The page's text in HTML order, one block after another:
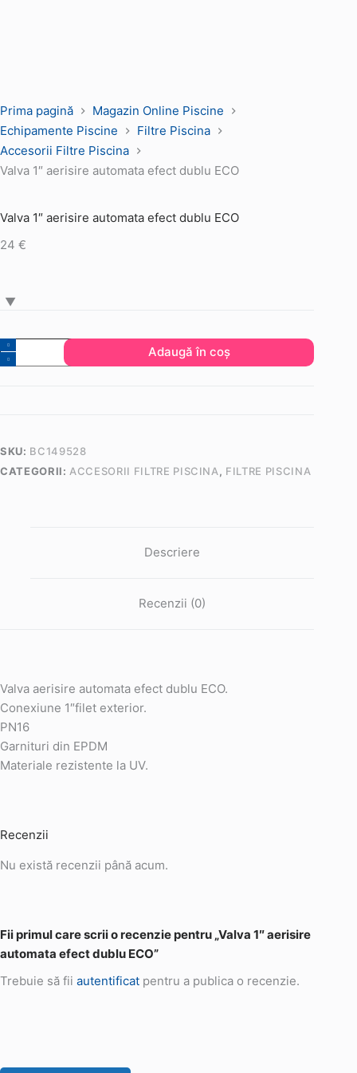
Prima pagină
Magazin Online Piscine
Echipamente Piscine
Filtre Piscina
Accesorii Filtre Piscina
Valva 1″ aerisire automata efect dublu ECO
Valva 1″ aerisire automata efect dublu ECO
24 €
Cantitate
Valva
Adaugă în coș
SKU: BC149528
CATEGORII: ACCESORII FILTRE PISCINA, FILTRE PISCINA
Descriere
Recenzii (0)
Valva aerisire automata efect dublu ECO.
Conexiune 1″filet exterior.
PN16
Garnituri din EPDM
Materiale rezistente la UV.
Recenzii
Nu există recenzii până acum.
Fii primul care scrii o recenzie pentru „Valva 1″ aerisire
automata efect dublu ECO”
Trebuie să fii autentificat pentru a publica o recenzie.